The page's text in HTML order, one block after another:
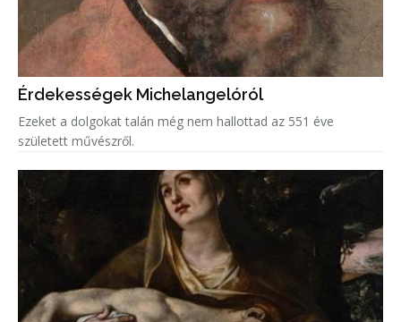
Érdekességek Michelangelóról
Ezeket a dolgokat talán még nem hallottad az 551 éve
született művészről.